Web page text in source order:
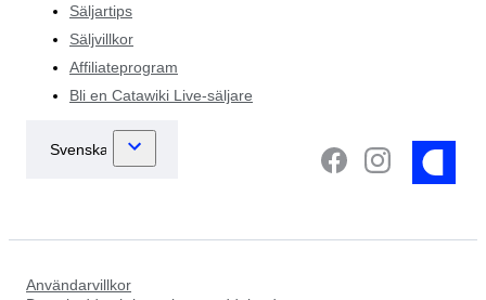
Säljartips
Säljvillkor
Affiliateprogram
Bli en Catawiki Live-säljare
Användarvillkor